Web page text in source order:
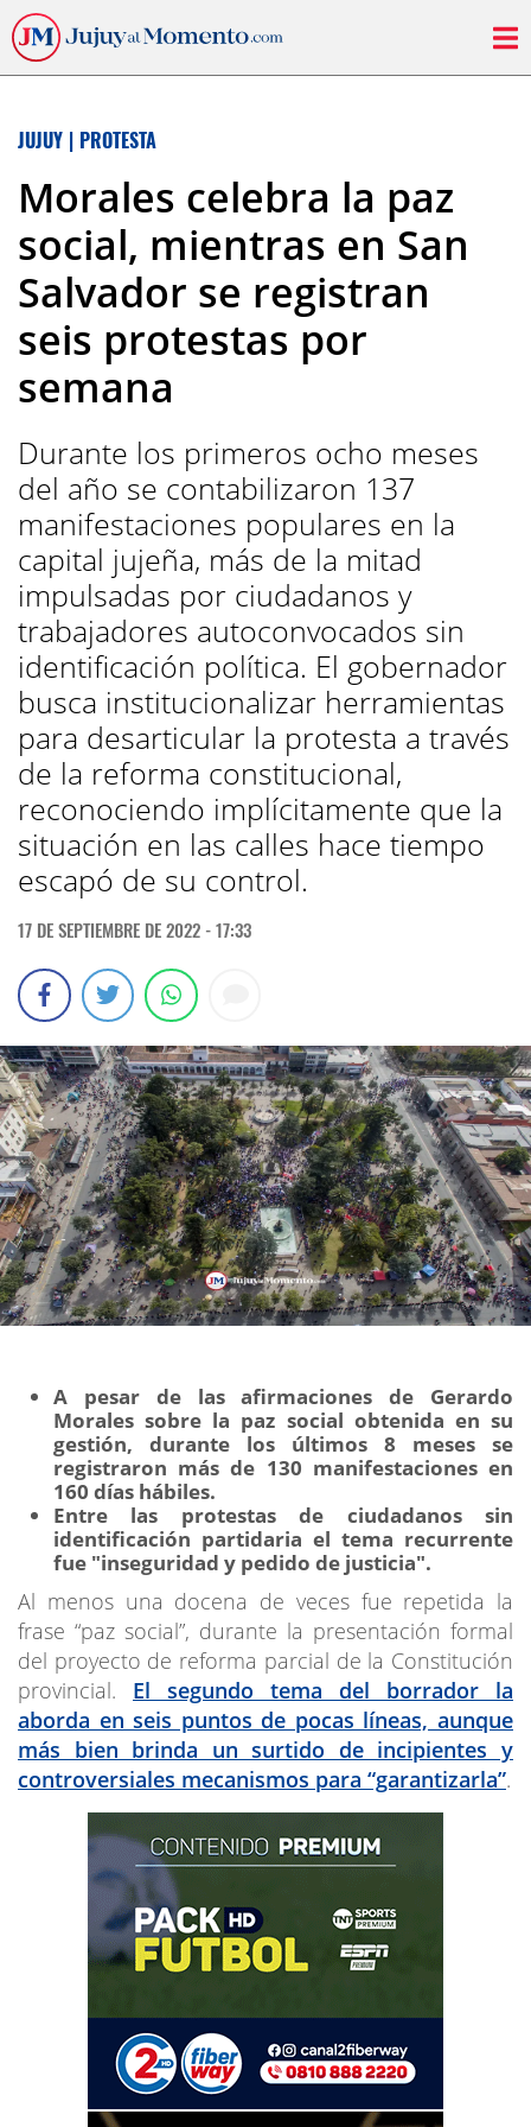
JUJUY | PROTESTA
Morales celebra la paz
social, mientras en San
Salvador se registran
seis protestas por
semana
Durante los primeros ocho meses
del año se contabilizaron 137
manifestaciones populares en la
capital jujeña, más de la mitad
impulsadas por ciudadanos y
trabajadores autoconvocados sin
identificación política. El gobernador
busca institucionalizar herramientas
para desarticular la protesta a través
de la reforma constitucional,
reconociendo implícitamente que la
situación en las calles hace tiempo
escapó de su control.
17 DE SEPTIEMBRE DE 2022 - 17:33
A pesar de las afirmaciones de Gerardo
Morales sobre la paz social obtenida en su
gestión, durante los últimos 8 meses se
registraron más de 130 manifestaciones en
160 días hábiles.
Entre las protestas de ciudadanos sin
identificación partidaria el tema recurrente
fue "inseguridad y pedido de justicia".
Al menos una docena de veces fue repetida la
frase “paz social”, durante la presentación formal
del proyecto de reforma parcial de la Constitución
provincial. El segundo tema del borrador la
aborda en seis puntos de pocas líneas, aunque
más bien brinda un surtido de incipientes y
controversiales mecanismos para “garantizarla”.